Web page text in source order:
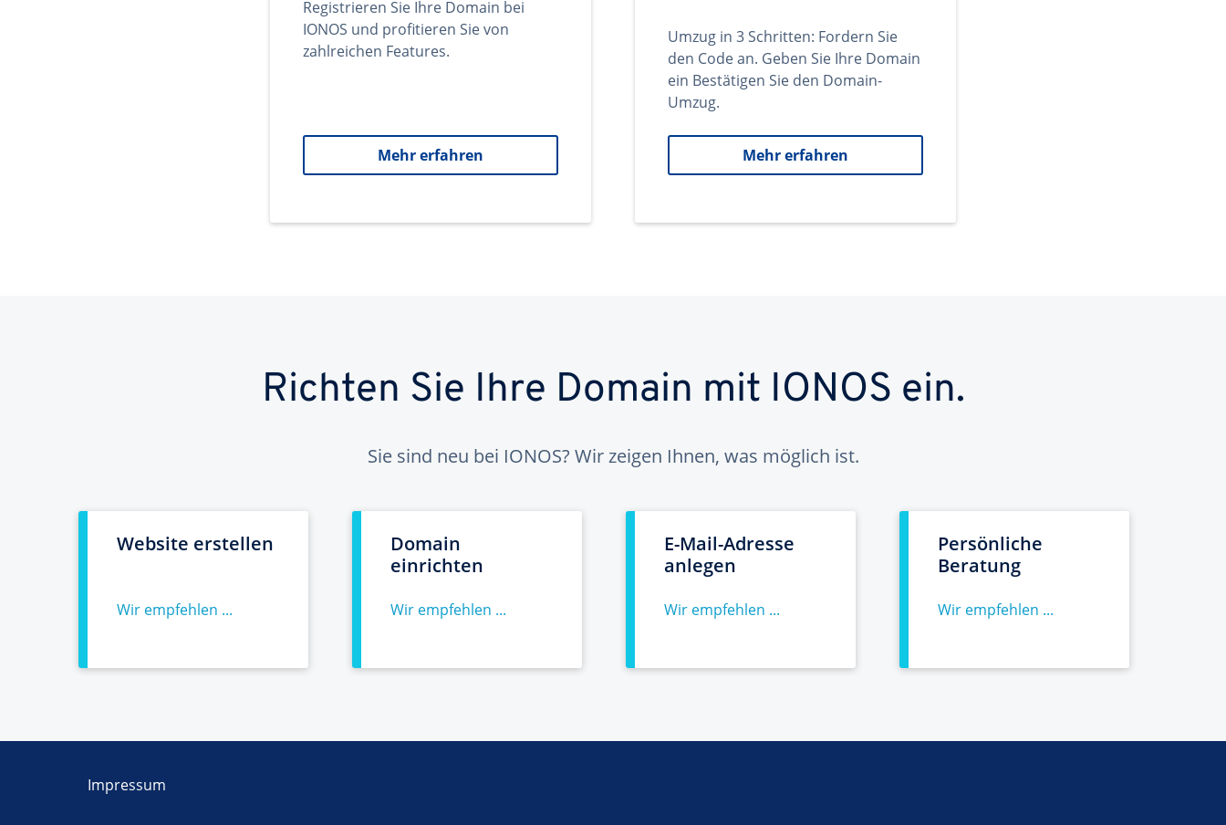
Registrieren Sie Ihre Domain bei
IONOS und profitieren Sie von
zahlreichen Features.
Mehr erfahren
Umzug in 3 Schritten: Fordern Sie
den Code an. Geben Sie Ihre Domain
ein Bestätigen Sie den Domain-
Umzug.
Mehr erfahren
Richten Sie Ihre Domain mit IONOS ein.
Sie sind neu bei IONOS? Wir zeigen Ihnen, was möglich ist.
Website erstellen
Wir empfehlen ...
Domain
einrichten
Wir empfehlen ...
E-Mail-Adresse
anlegen
Wir empfehlen ...
Persönliche
Beratung
Wir empfehlen ...
Impressum